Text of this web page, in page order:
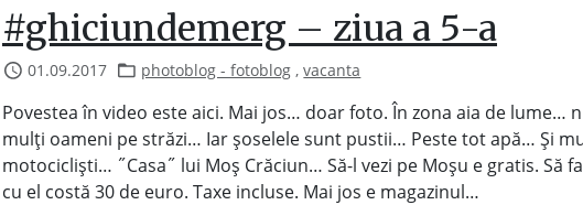
#ghiciundemerg – ziua a 5-a
01.09.2017 photoblog - fotoblog ,vacanta
Povestea în video este aici. Mai jos… doar foto. În zona aia de lume…
mulți oameni pe străzi… Iar șoselele sunt pustii… Peste tot apă… Și
motocicliști… ˝Casa˝ lui Moș Crăciun… Să-l vezi pe Moșu e gratis. Să
cu el costă 30 de euro. Taxe incluse. Mai jos e magazinul…